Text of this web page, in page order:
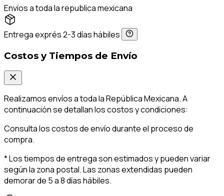
Envíos a toda la republica mexicana
Entrega exprés 2-3 días hábiles
Costos y Tiempos de Envío
Realizamos envíos a toda la República Mexicana. A
continuación se detallan los costos y condiciones:
Consulta los costos de envío durante el proceso de
compra.
* Los tiempos de entrega son estimados y pueden variar
según la zona postal. Las zonas extendidas pueden
demorar de 5 a 8 días hábiles.